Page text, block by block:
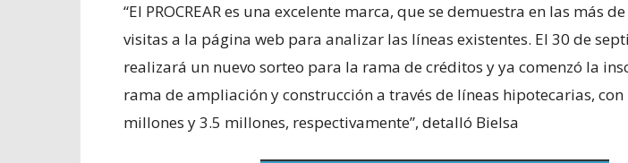
“El PROCREAR es una excelente marca, que se demuestra en las más
visitas a la página web para analizar las líneas existentes. El 30 de
realizará un nuevo sorteo para la rama de créditos y ya comenzó la
rama de ampliación y construcción a través de líneas hipotecarias, con
millones y 3.5 millones, respectivamente”, detalló Bielsa